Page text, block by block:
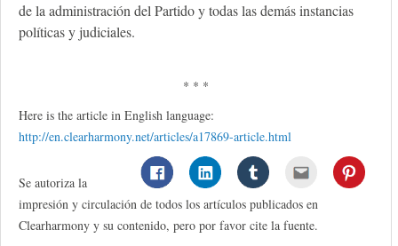
de la administración del Partido y todas las demás instancias
políticas y judiciales.
* * *
Here is the article in English language:
http://en.clearharmony.net/articles/a17869-article.html
Se autoriza la
impresión y circulación de todos los artículos publicados en
Clearharmony y su contenido, pero por favor cite la fuente.